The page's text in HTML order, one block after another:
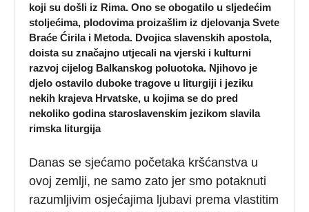
koji su došli iz Rima. Ono se obogatilo u sljedećim
stoljećima, plodovima proizašlim iz djelovanja Svete
Braće Ćirila i Metoda. Dvojica slavenskih apostola,
doista su značajno utjecali na vjerski i kulturni
razvoj cijelog Balkanskog poluotoka. Njihovo je
djelo ostavilo duboke tragove u liturgiji i jeziku
nekih krajeva Hrvatske, u kojima se do pred
nekoliko godina staroslavenskim jezikom slavila
rimska liturgija
Danas se sjećamo početaka kršćanstva u
ovoj zemlji, ne samo zato jer smo potaknuti
razumljivim osjećajima ljubavi prema vlastitim